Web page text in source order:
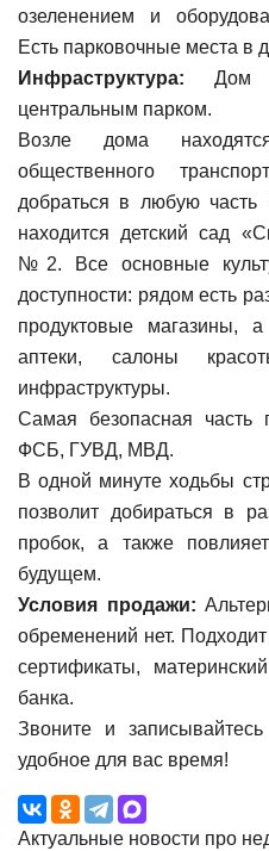
озеленением и
Есть парковочные места в
Инфраструктура: Дом
центральным парком.
Возле дома
общественного
добраться в любую
находится детский сад
№2. Все основные
доступности: рядом есть
продуктовые магазины,
аптеки, салоны
инфраструктуры.
Самая безопасная часть
ФСБ, ГУВД, МВД.
В одной минуте ходьбы
позволит добираться в
пробок, а также
будущем.
Условия продажи:
обременений нет.
сертификаты,
банка.
Звоните и
удобное для вас время!
Актуальные новости про